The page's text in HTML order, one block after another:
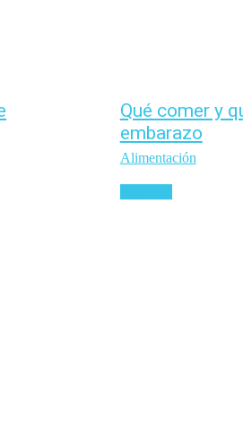
Qué comer y
embarazo
Alimentación